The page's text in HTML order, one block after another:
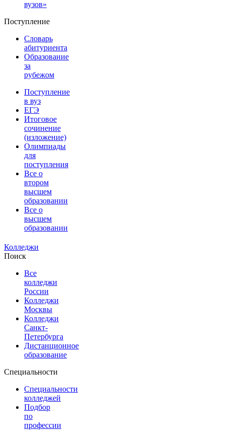
вузов»
Поступление
Словарь
абитуриента
Образование
за
рубежом
Поступление
в вуз
ЕГЭ
Итоговое
сочинение
(изложение)
Олимпиады
для
поступления
Все о
втором
высшем
образовании
Все о
высшем
образовании
Колледжи
Поиск
Все
колледжи
России
Колледжи
Москвы
Колледжи
Санкт-
Петербурга
Дистанционное
образование
Специальности
Специальности
колледжей
Подбор
по
профессии